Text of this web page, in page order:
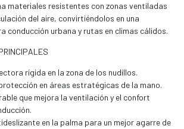
materiales resistentes con zonas ventiladas
del aire, convirtiéndolos en una
conducción urbana y rutas en climas cálidos.
rígida en la zona de los nudillos.
en áreas estratégicas de la mano.
que mejora la ventilación y el confort
en la palma para un mejor agarre de